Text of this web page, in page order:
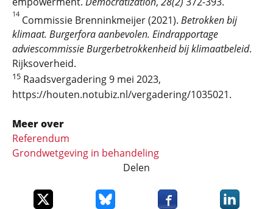
14 Commissie Brenninkmeijer (2021). Betrokken bij
klimaat. Burgerfora aanbevolen. Eindrapportage
adviescommissie Burgerbetrokkenheid bij klimaatbeleid.
Rijksoverheid.
15 Raadsvergadering 9 mei 2023,
https://houten.notubiz.nl/vergadering/1035021.
Meer over
Referendum
Grondwetgeving in behandeling
Delen
Deel dit item op XDeel dit item op Bluesky
Deel dit item opDeel dit